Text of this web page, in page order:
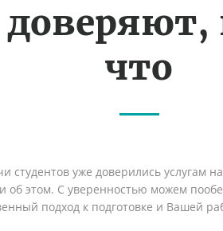
что
студентов уже доверились услугам
об этом. С уверенностью можем
подход к подготовке и Вашей